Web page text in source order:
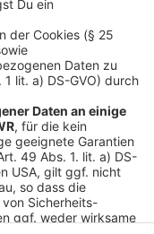
Auftragskiller...